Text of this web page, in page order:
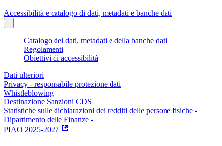
Accessibilità e catalogo di dati, metadati e banche dati
Catalogo dei dati, metadati e della banche dati
Regolamenti
Obiettivi di accessibilità
Dati ulteriori
Privacy - responsabile protezione dati
Whistleblowing
Destinazione Sanzioni CDS
Statistiche sulle dichiarazioni dei redditi delle persone fisiche -
Dipartimento delle Finanze -
PIAO 2025-2027